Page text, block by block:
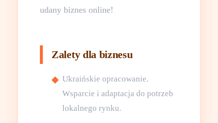
udany biznes online!
Zalety dla biznesu
Ukraińskie opracowanie.
Wsparcie i adaptacja do potrzeb
lokalnego rynku.